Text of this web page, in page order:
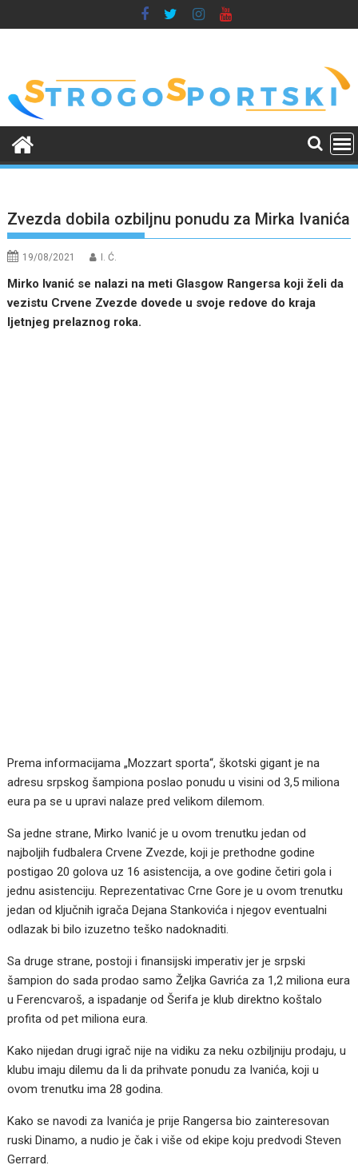
to
Zvezda dobila ozbiljnu ponudu za Mirka Ivanića
19/08/2021 I. Ć.
Mirko Ivanić se nalazi na meti Glasgow Rangersa koji želi da
vezistu Crvene Zvezde dovede u svoje redove do kraja
ljetnjeg prelaznog roka.
Prema informacijama „Mozzart sporta“, škotski gigant je na
adresu srpskog šampiona poslao ponudu u visini od 3,5 miliona
eura pa se u upravi nalaze pred velikom dilemom.
Sa jedne strane, Mirko Ivanić je u ovom trenutku jedan od
najboljih fudbalera Crvene Zvezde, koji je prethodne godine
postigao 20 golova uz 16 asistencija, a ove godine četiri gola i
jednu asistenciju. Reprezentativac Crne Gore je u ovom trenutku
jedan od ključnih igrača Dejana Stankovića i njegov eventualni
odlazak bi bilo izuzetno teško nadoknaditi.
Sa druge strane, postoji i finansijski imperativ jer je srpski
šampion do sada prodao samo Željka Gavrića za 1,2 miliona eura
u Ferencvaroš, a ispadanje od Šerifa je klub direktno koštalo
profita od pet miliona eura.
Kako nijedan drugi igrač nije na vidiku za neku ozbiljniju prodaju, u
klubu imaju dilemu da li da prihvate ponudu za Ivanića, koji u
ovom trenutku ima 28 godina.
Kako se navodi za Ivanića je prije Rangersa bio zainteresovan
ruski Dinamo, a nudio je čak i više od ekipe koju predvodi Steven
Gerrard.